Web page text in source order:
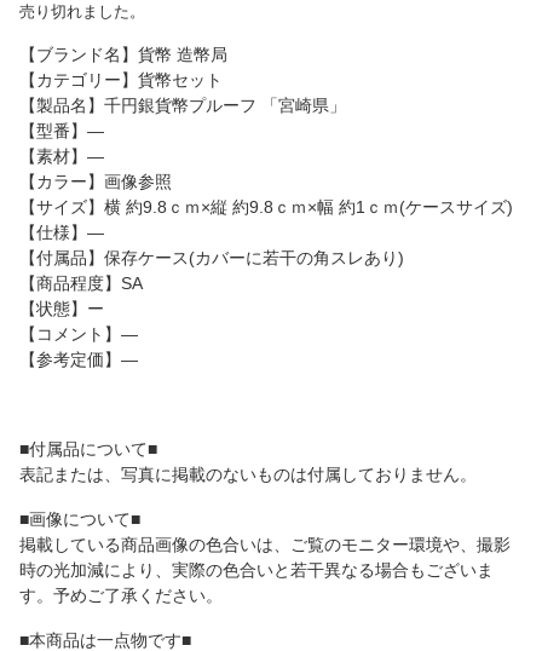
売り切れました。
【ブランド名】貨幣 造幣局
【カテゴリー】貨幣セット
【製品名】千円銀貨幣プルーフ 「宮崎県」
【型番】―
【素材】―
【カラー】画像参照
【サイズ】横 約9.8ｃｍ×縦 約9.8ｃｍ×幅 約1ｃｍ(ケースサイズ)
【仕様】―
【付属品】保存ケース(カバーに若干の角スレあり)
【商品程度】SA
【状態】ー
【コメント】―
【参考定価】―
■付属品について■
表記または、写真に掲載のないものは付属しておりません。
■画像について■
掲載している商品画像の色合いは、ご覧のモニター環境や、撮影
時の光加減により、実際の色合いと若干異なる場合もございま
す。予めご了承ください。
■本商品は一点物です■